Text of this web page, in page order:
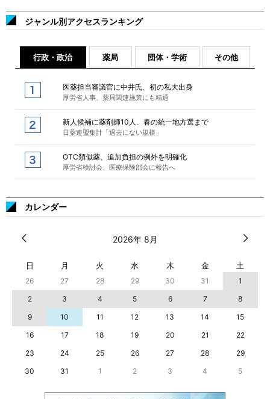
ジャンル別アクセスランキング
行政・政治 薬局 団体・学術 その他
医薬担当審議官に中井氏、初の私大出身
厚労省人事、薬局関連施策にも精通
新人候補に薬剤師10人、春の統一地方選まで
日薬連盟集計「過去にない規模」
OTC類似薬、追加負担の例外を明確化
厚労省検討会、医療保険部会に報告へ
カレンダー
2026年 8月
日 月 火 水 木 金 土
26 27 28 29 30 31
1
2
3 4 5 6 7
8
9
10 11 12 13 14
15
16
17 18 19 20 21
22
23
24 25 26 27 28
29
30
31 1 2 3 4 5